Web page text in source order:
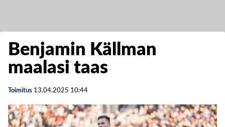
Benjamin Källman
maalasi taas
Toimitus 13.04.2025 10:44